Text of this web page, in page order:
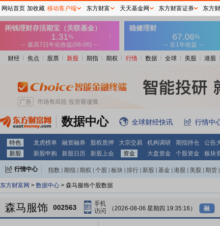
财经 焦点 股票 新股 期指 期权 行情 数据 全球 美股 港股
数据中心 全球财经快讯 行情中
特色 龙虎榜单 融资融券 股权质押 大宗交易 机构调研 期指持仓
公告
新股
新股申购 新股日历 新股上会 资金 大盘资金 个股资金 板块
行情中心 指数 期指 期权 个股 板块 排行 新股 基金 港股 美股 期货
东方财富网 > 数据中心 > 森马服饰个股数据
森马服饰 002563 （2026-08-06 星期四 19:35:16） 融
网站首页 加收藏 移动客户端 东方财富 天天基金网 东方财富证券 东方